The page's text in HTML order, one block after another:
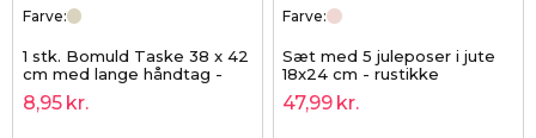
Farve:
1 stk. Bomuld Taske 38 x 42
cm med lange håndtag -
natur
8,95 kr.
Farve:
Sæt med 5 juleposer i jute
18x24 cm - rustikke
gaveposer med tryk af
juletræer
47,99 kr.